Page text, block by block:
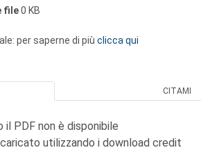
file0 KB
per saperne di più clicca qui
CITAMI
PDF non è disponibile
utilizzando i download credit